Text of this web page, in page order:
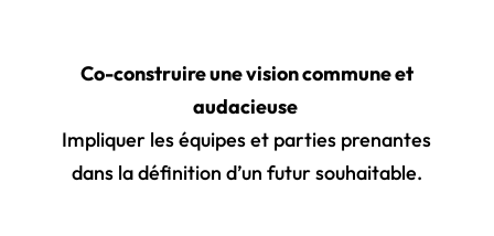
Co-construire une vision commune et
audacieuse
Impliquer les équipes et parties prenantes
dans la définition d’un futur souhaitable.